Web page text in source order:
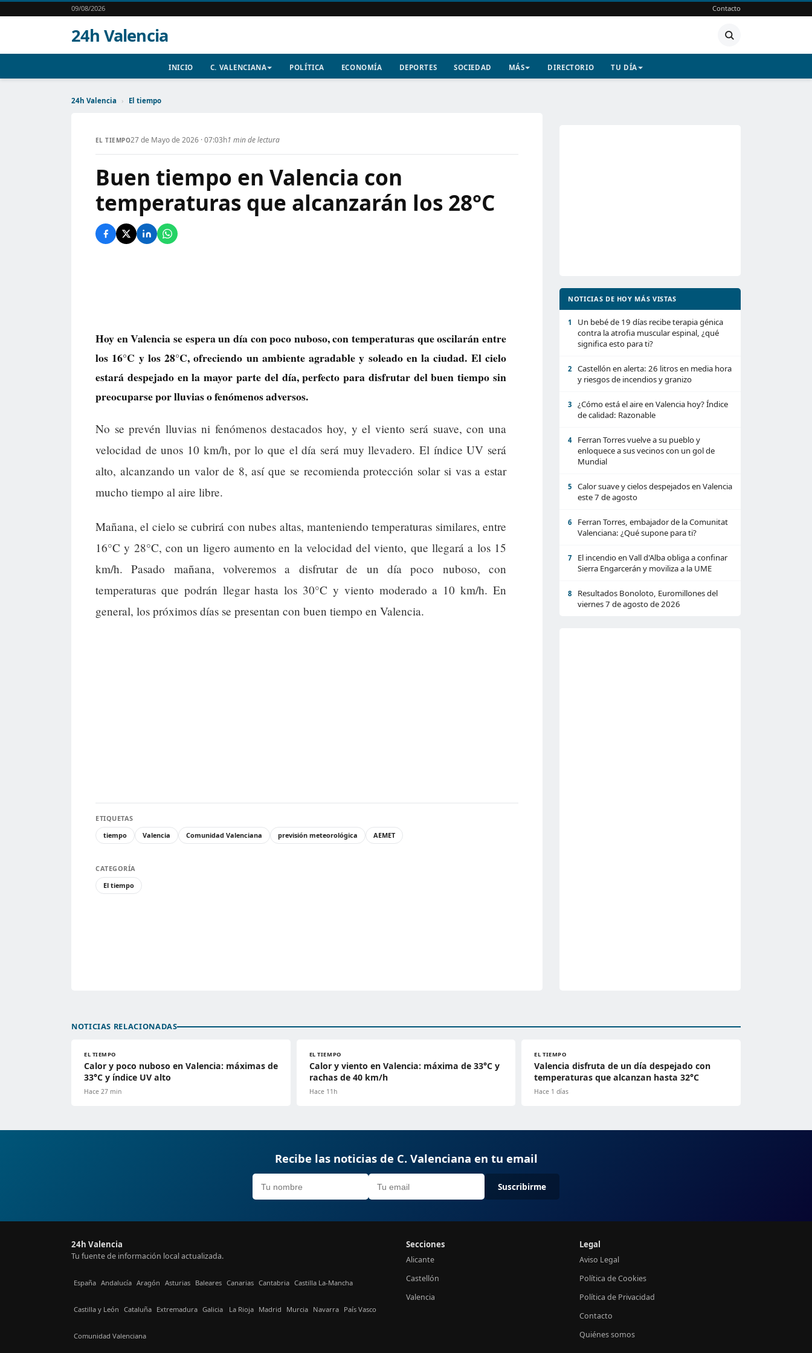
09/08/2026 Contacto
24h Valencia
INICIO C. VALENCIANA POLÍTICA ECONOMÍA DEPORTES SOCIEDAD MÁS DIRECTORIO TU DÍA
24h Valencia › El tiempo
EL TIEMPO27 de Mayo de 2026 · 07:03h1 min de lectura
Buen tiempo en Valencia con
temperaturas que alcanzarán los 28°C
Hoy en Valencia se espera un día con poco nuboso, con temperaturas que oscilarán entre
los 16°C y los 28°C, ofreciendo un ambiente agradable y soleado en la ciudad. El cielo
estará despejado en la mayor parte del día, perfecto para disfrutar del buen tiempo sin
preocuparse por lluvias o fenómenos adversos.
No se prevén lluvias ni fenómenos destacados hoy, y el viento será suave, con una
velocidad de unos 10 km/h, por lo que el día será muy llevadero. El índice UV será
alto, alcanzando un valor de 8, así que se recomienda protección solar si vas a estar
mucho tiempo al aire libre.
Mañana, el cielo se cubrirá con nubes altas, manteniendo temperaturas similares, entre
16°C y 28°C, con un ligero aumento en la velocidad del viento, que llegará a los 15
km/h. Pasado mañana, volveremos a disfrutar de un día poco nuboso, con
temperaturas que podrán llegar hasta los 30°C y viento moderado a 10 km/h. En
general, los próximos días se presentan con buen tiempo en Valencia.
ETIQUETAS
tiempo
Valencia Comunidad Valenciana previsión meteorológica AEMET
CATEGORÍA
El tiempo
NOTICIAS DE HOY MÁS VISTAS
1
Un bebé de 19 días recibe terapia génica
contra la atrofia muscular espinal, ¿qué
significa esto para ti?
2
Castellón en alerta: 26 litros en media hora
y riesgos de incendios y granizo
3
¿Cómo está el aire en Valencia hoy? Índice
de calidad: Razonable
4
Ferran Torres vuelve a su pueblo y
enloquece a sus vecinos con un gol de
Mundial
5
Calor suave y cielos despejados en Valencia
este 7 de agosto
6
Ferran Torres, embajador de la Comunitat
Valenciana: ¿Qué supone para ti?
7
El incendio en Vall d'Alba obliga a confinar
Sierra Engarcerán y moviliza a la UME
8
Resultados Bonoloto, Euromillones del
viernes 7 de agosto de 2026
NOTICIAS RELACIONADAS
EL TIEMPO
Calor y poco nuboso en Valencia: máximas de
33°C y índice UV alto
Hace 27 min
EL TIEMPO
Calor y viento en Valencia: máxima de 33°C y
rachas de 40 km/h
Hace 11h
EL TIEMPO
Valencia disfruta de un día despejado con
temperaturas que alcanzan hasta 32°C
Hace 1 días
Recibe las noticias de C. Valenciana en tu email
Suscribirme
24h Valencia
Tu fuente de información local actualizada.
España Andalucía Aragón Asturias Baleares Canarias Cantabria Castilla La-Mancha
Castilla y León Cataluña Extremadura Galicia La Rioja Madrid Murcia Navarra País Vasco
Comunidad Valenciana
Secciones
Alicante
Castellón
Valencia
Legal
Aviso Legal
Política de Cookies
Política de Privacidad
Contacto
Quiénes somos